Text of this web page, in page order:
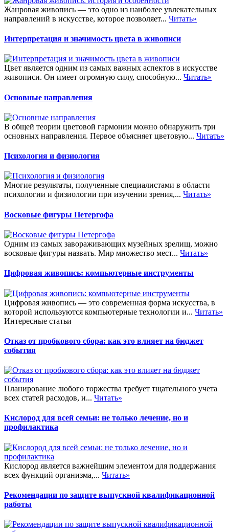
Жанровая живопись — это одно из наиболее увлекательных
направлений в искусстве, которое позволяет... Читать»
Интерпретация и значимость цвета в живописи
Цвет является одним из самых важных аспектов в искусстве
живописи. Он имеет огромную силу, способную... Читать»
Основные направления
В общей теории цветовой гармонии можно обнаружить три
основных направления. Первое объясняет цветовую... Читать»
Психология и физиология
Многие результаты, полученные специалистами в области
психологии и физиологии при изучении зрения,... Читать»
Восковые фигуры Петергофа
Одним из самых завораживающих музейных зрелищ, можно
восковые фигуры назвать. Мир множество мест... Читать»
Цифровая живопись: компьютерные инструменты
Цифровая живопись — это современная форма искусства, в
которой используются компьютерные технологии и... Читать»
Интересные статьи
Отказ от пробкового сбора: как это влияет на бюджет
события
Планирование любого торжества требует тщательного учета
всех статей расходов, и... Читать»
Кислород для всей семьи: не только лечение, но и
профилактика
Кислород является важнейшим элементом для поддержания
всех функций организма,... Читать»
Рекомендации по защите выпускной квалификационной
работы